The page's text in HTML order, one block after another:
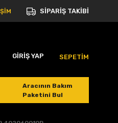
SİPARİŞ TAKİBİ
GİRİŞ YAP SEPETİM
Aracının Bakım
Paketini Bul